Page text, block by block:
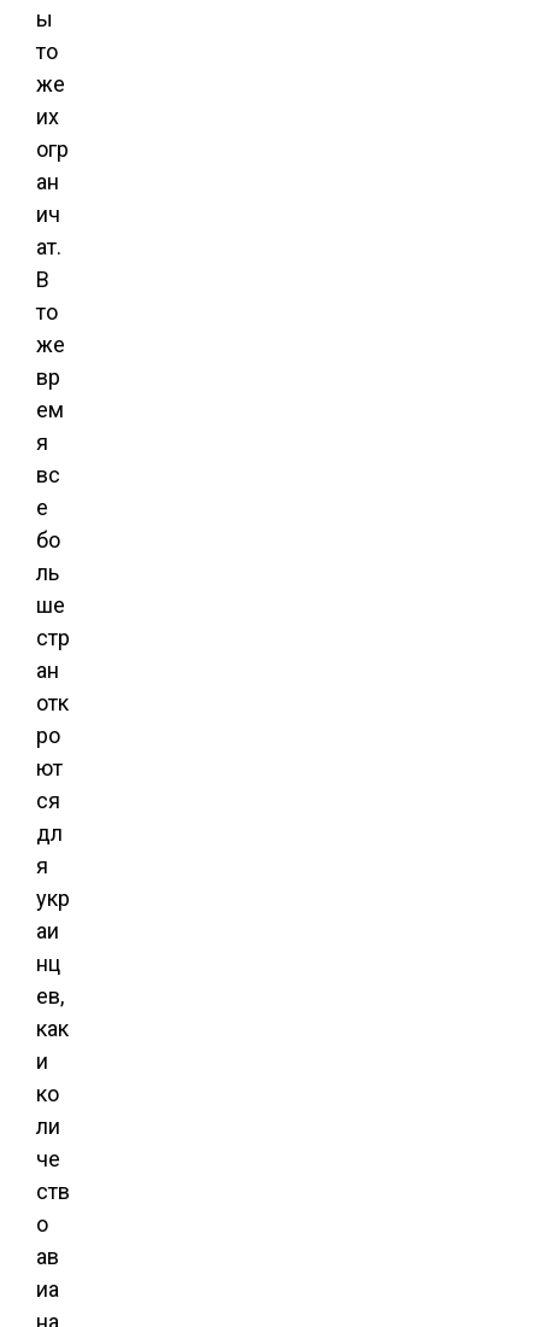
ы
то
же
их
огр
ан
ич
ат.
В
то
же
вр
ем
я
вс
е
бо
ль
ше
стр
ан
отк
ро
ют
ся
дл
я
укр
аи
нц
ев,
как
и
ко
ли
че
ств
о
ав
иа
на